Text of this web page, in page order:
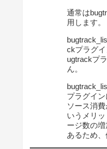
通常は
用します。
ckプラグ
ugtrackプ
ん。
プラグイ
ソース消
いうメリ
ージ数の
あるため、